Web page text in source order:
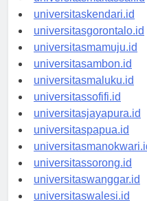
universitasmakassar.id
universitaskendari.id
universitasgorontalo.id
universitasmamuju.id
universitasambon.id
universitasmaluku.id
universitassofifi.id
universitasjayapura.id
universitaspapua.id
universitasmanokwari.id
universitassorong.id
universitaswanggar.id